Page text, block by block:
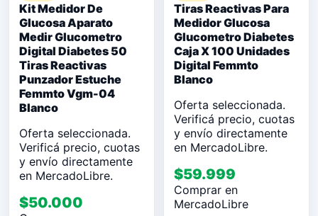
Kit Medidor De
Glucosa Aparato
Medir Glucometro
Digital Diabetes 50
Tiras Reactivas
Punzador Estuche
Femmto Vgm-04
Blanco
Oferta seleccionada.
Verificá precio, cuotas
y envío directamente
en MercadoLibre.
$50.000
Tiras Reactivas Para
Medidor Glucosa
Glucometro Diabetes
Caja X 100 Unidades
Digital Femmto
Blanco
Oferta seleccionada.
Verificá precio, cuotas
y envío directamente
en MercadoLibre.
$59.999
Comprar en
MercadoLibre